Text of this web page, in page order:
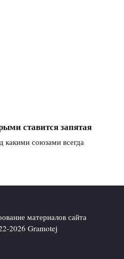
ставится запятая
какими союзами всегда
материалов сайта
2026 Gramotej